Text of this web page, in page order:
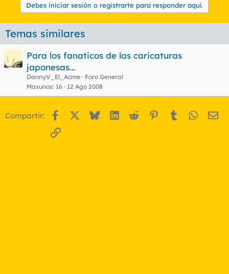
Debes iniciar sesión o registrarte para responder aquí.
Temas similares
Para los fanaticos de las caricaturas
japonesas...
DannyV_El_Acme
Foro General
Masunos 16 12 Ago 2008
Compartir: Facebook BlueskyLinkedIn
Reddit Pinterest
Tumblr
Enlace